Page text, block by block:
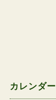
カレンダー